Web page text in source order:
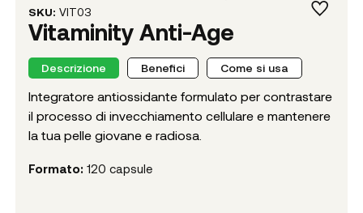
SKU: VIT03
Vitaminity Anti-Age
Descrizione Benefici Come si usa
Integratore antiossidante formulato per contrastare
il processo di invecchiamento cellulare e mantenere
la tua pelle giovane e radiosa.
Formato: 120 capsule